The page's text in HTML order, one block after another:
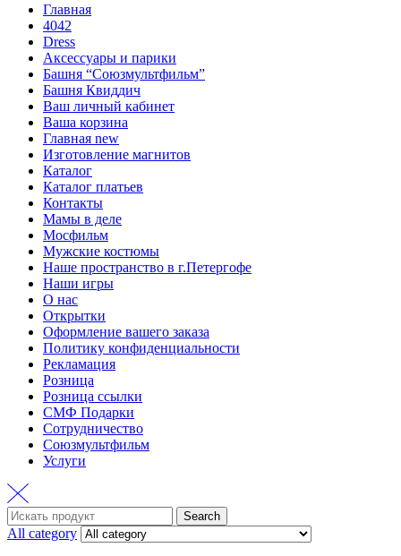
Главная
4042
Dress
Аксессуары и парики
Башня “Союзмультфильм”
Башня Квиддич
Ваш личный кабинет
Ваша корзина
Главная new
Изготовление магнитов
Каталог
Каталог платьев
Контакты
Мамы в деле
Мосфильм
Мужские костюмы
Наше пространство в г.Петергофе
Наши игры
О нас
Открытки
Оформление вашего заказа
Политику конфиденциальности
Рекламация
Розница
Розница ссылки
СМФ Подарки
Сотрудничество
Союзмультфильм
Услуги
Search
for:
Search
All category